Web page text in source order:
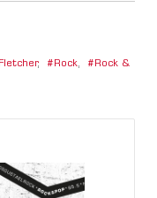
, Rock, Rock &